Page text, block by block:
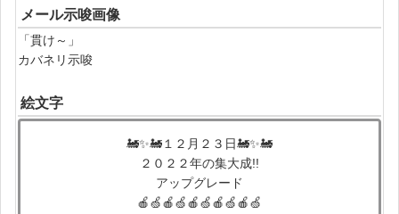
メール示唆画像
「貫け～」
カバネリ示唆
絵文字
🚂✨🚂１２月２３日🚂✨🚂
２０２２年の集大成!!
アップグレード
🍎🍏🍎🍏🍎🍏🍎🍏🍎🍏